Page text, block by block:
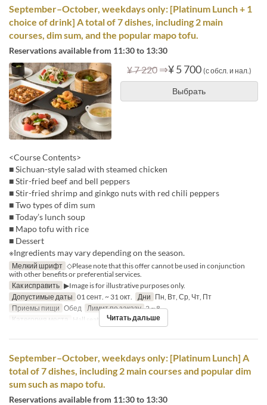
September–October, weekdays only: [Platinum Lunch + 1
choice of drink] A total of 7 dishes, including 2 main
courses, dim sum, and the popular mapo tofu.
Reservations available from 11:30 to 13:30
¥ 7 220 ⇒¥ 5 700 (с обсл. и нал.)
Выбрать
<Course Contents>
■ Sichuan-style salad with steamed chicken
■ Stir-fried beef and bell peppers
■ Stir-fried shrimp and ginkgo nuts with red chili peppers
■ Two types of dim sum
■ Today’s lunch soup
■ Mapo tofu with rice
■ Dessert
※Ingredients may vary depending on the season.
Мелкий шрифт ◇Please note that this offer cannot be used in conjunction
with other benefits or preferential services.
Как исправить ▶Image is for illustrative purposes only.
Допустимые даты 01 сент. ~ 31 окт. Дни Пн, Вт, Ср, Чт, Пт
Приемы пищи Обед Лимит по заказу 2 ~ 8
Категория места
Hall seats Читать дальше
September–October, weekdays only: [Platinum Lunch] A
total of 7 dishes, including 2 main courses and popular dim
sum such as mapo tofu.
Reservations available from 11:30 to 13:30